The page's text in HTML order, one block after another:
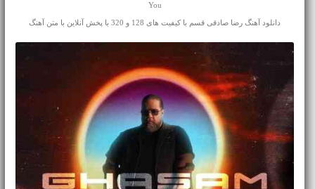
You
دانلود آهنگ رضا صادقی قسم با کیفیت های 128 و 320 با پخش آنلاین با متن آهنگ